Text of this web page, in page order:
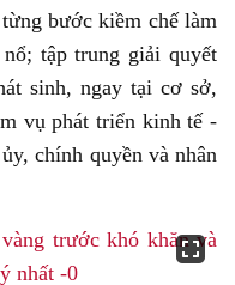
bước kiềm chế làm
tập trung giải quyết
sinh, ngay tại cơ sở,
vụ phát triển kinh tế -
chính quyền và nhân